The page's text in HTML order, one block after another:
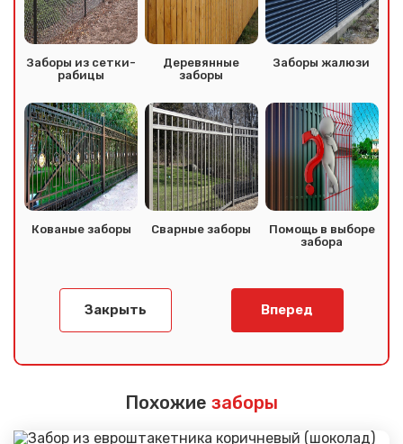
Заборы из сетки-
рабицы
Деревянные
заборы
Заборы жалюзи
Кованые заборы Сварные заборы
Помощь в выборе
забора
Закрыть Вперед
Похожие заборы